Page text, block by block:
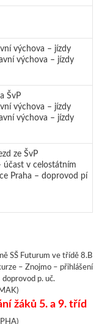
výchova – jízdy
výchova – jízdy
ŠvP
výchova – jízdy
výchova – jízdy
ze ŠvP
účast v celostátním
Praha – doprovod pí
SŠ Futurum ve třídě 8.B
– Znojmo – přihlášení
doprovod p. uč.
žáků 5. a 9. tříd